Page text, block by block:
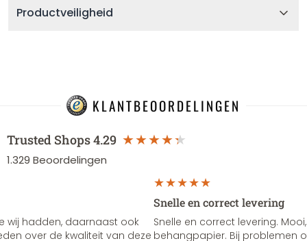
Productveiligheid
KLANTBEOORDELINGEN
Trusted Shops4.29
1.329 Beoordelingen
wij hadden, daarnaast ook
over de kwaliteit van deze
Snelle en correct levering
Snelle en correct levering.
behangpapier. Bij problemen